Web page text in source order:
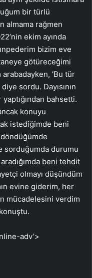
bir türlü
almama rağmen
ekim ayında
bizim eve
götüreceğimi
’Bu tür
sordu. Dayısının
bahsetti.
konuyu
istediğimde beni
döndüğümde
sorduğumda durumu
beni tehdit
olmayı düşündüm
evine giderim, her
mücadelesini verdim
adv’>